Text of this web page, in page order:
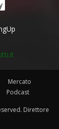
Mercato
Podcast
Direttore